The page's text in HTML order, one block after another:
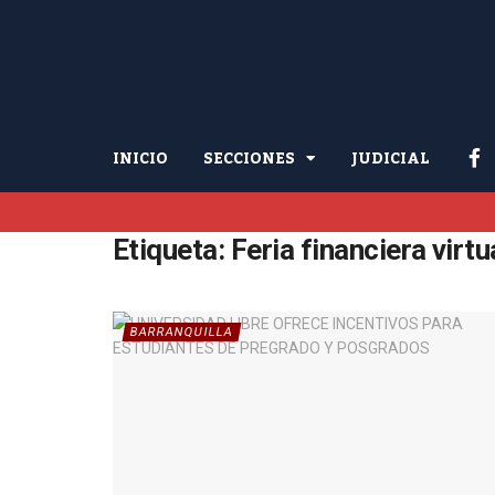
INICIO SECCIONES JUDICIAL
Etiqueta: Feria financiera
BARRANQUILLA